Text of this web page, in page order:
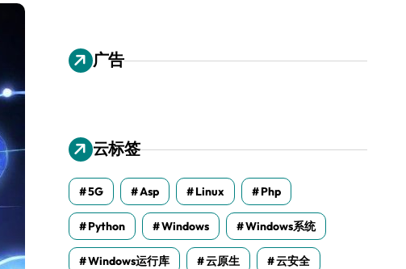
广告
云标签
5G Asp Linux Php
Python Windows Windows系统
Windows运行库 云原生 云安全